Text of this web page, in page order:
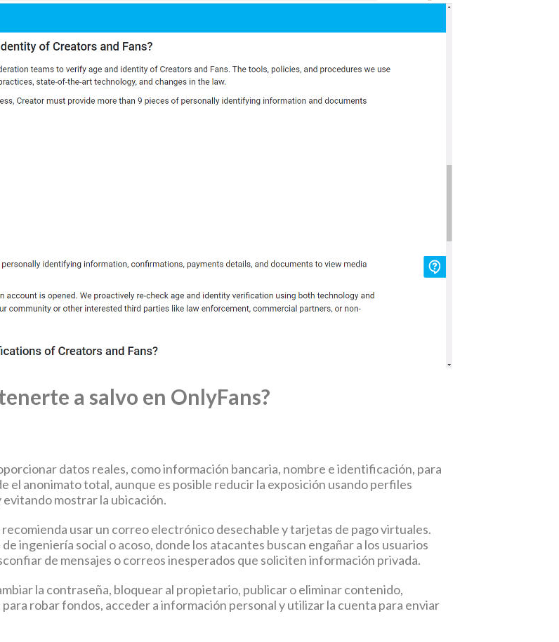
a salvo en OnlyFans?
datos reales, como información bancaria, nombre e identificación, para
el anonimato total, aunque es posible reducir la exposición usando perfiles
mostrar la ubicación.
usar un correo electrónico desechable y tarjetas de pago virtuales.
ingeniería social o acoso, donde los atacantes buscan engañar a los usuarios
de mensajes o correos inesperados que soliciten información privada.
la contraseña, bloquear al propietario, publicar o eliminar contenido,
robar fondos, acceder a información personal y utilizar la cuenta para enviar